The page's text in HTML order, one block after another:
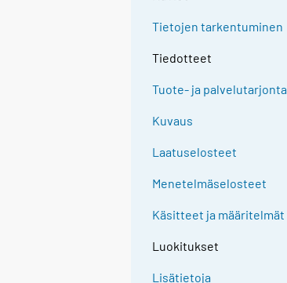
Tietojen tarkentuminen
Tiedotteet
Tuote- ja palvelutarjonta
Kuvaus
Laatuselosteet
Menetelmäselosteet
Käsitteet ja määritelmät
Luokitukset
Lisätietoja